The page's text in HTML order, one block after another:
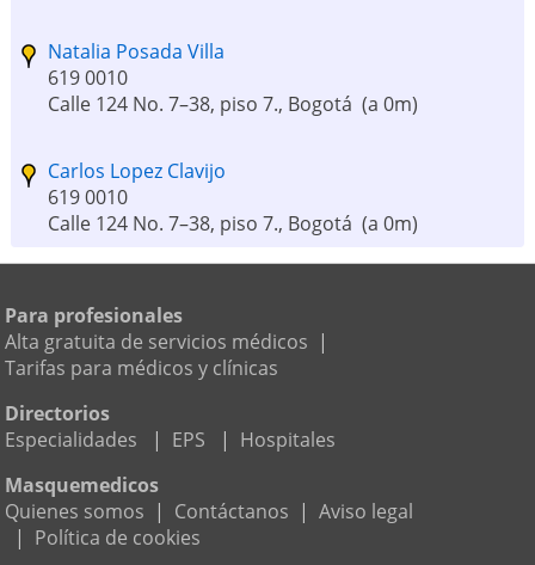
Natalia Posada Villa
619 0010
Calle 124 No. 7–38, piso 7., Bogotá (a 0m)
Carlos Lopez Clavijo
619 0010
Calle 124 No. 7–38, piso 7., Bogotá (a 0m)
2143320
Carrera 7 # 119-14 Cons. 201 Centro Médico La
Sabana, Bogotá
Fidel Cano
619 0010
Calle 124 No. 7–38, piso 7., Bogotá(a 0m)
Para profesionales
Alta gratuita de servicios médicos |
Tarifas para médicos y clínicas
Directorios
Especialidades
| EPS | Hospitales
Masquemedicos
Quienes somos | Contáctanos | Aviso legal
| Política de cookies